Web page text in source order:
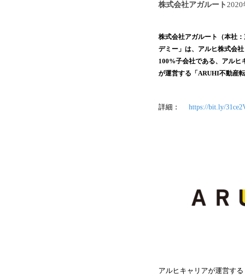
株式会社アガルート
株式会社アガルート（本社
デミー」は、アルヒ株式会
100%子会社である、アルヒ
が運営する「ARUHI不動産
詳細： https://bit.ly/
アルヒキャリアが運営す